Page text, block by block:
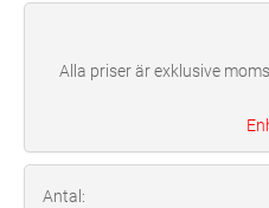
Alla priser är exklusive
Antal: